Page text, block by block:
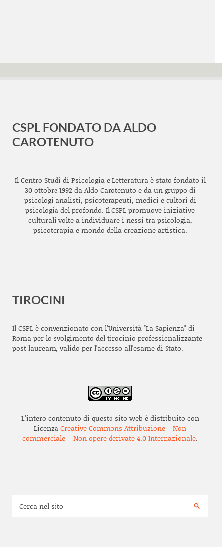
CSPL FONDATO DA ALDO
CAROTENUTO
Il Centro Studi di Psicologia e Letteratura è stato fondato il
30 ottobre 1992 da Aldo Carotenuto e da un gruppo di
psicologi analisti, psicoterapeuti, medici e cultori di
psicologia del profondo. Il CSPL promuove iniziative
culturali volte a individuare i nessi tra psicologia,
psicoterapia e mondo della creazione artistica.
TIROCINI
Il CSPL è convenzionato con l’Università "La Sapienza" di
Roma per lo svolgimento del tirocinio professionalizzante
post lauream, valido per l'accesso all'esame di Stato.
L’intero contenuto di questo sito web è distribuito con
LicenzaCreative Commons Attribuzione – Non
commerciale – Non opere derivate 4.0 Internazionale.